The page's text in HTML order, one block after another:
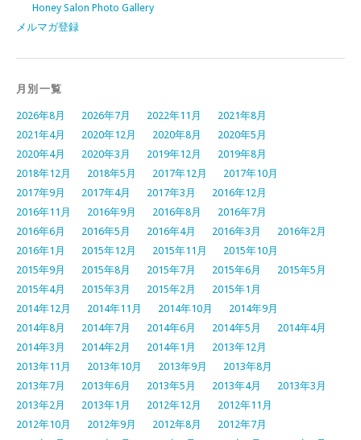
Honey Salon Photo Gallery
メルマガ登録
月別一覧
2026年8月 2026年7月 2022年11月
2021年8月
2021年4月
2020年12月 2020年8月
2020年5月
2020年4月
2020年3月 2019年12月
2019年8月
2018年12月
2018年5月 2017年12月
2017年10月
2017年9月
2017年4月 2017年3月
2016年12月
2016年11月
2016年9月 2016年8月
2016年7月
2016年6月
2016年5月 2016年4月 2016年3月
2016年2月
2016年1月
2015年12月 2015年11月
2015年10月
2015年9月
2015年8月 2015年7月 2015年6月
2015年5月
2015年4月
2015年3月 2015年2月
2015年1月
2014年12月
2014年11月 2014年10月
2014年9月
2014年8月
2014年7月 2014年6月 2014年5月
2014年4月
2014年3月
2014年2月 2014年1月
2013年12月
2013年11月
2013年10月 2013年9月
2013年8月
2013年7月
2013年6月 2013年5月 2013年4月
2013年3月
2013年2月
2013年1月 2012年12月
2012年11月
2012年10月
2012年9月 2012年8月
2012年7月